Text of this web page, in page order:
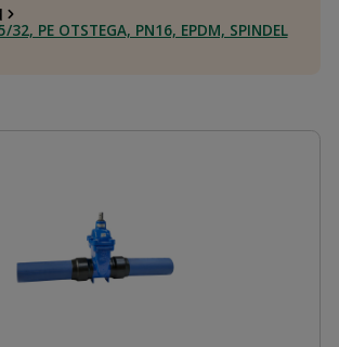
32, PE OTSTEGA, PN16, EPDM, SPINDEL